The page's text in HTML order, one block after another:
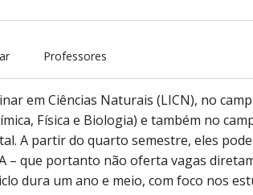
Professores
em Ciências Naturais (LICN), no
Física e Biologia) e também no
A partir do quarto semestre, eles
– que portanto não oferta vagas
dura um ano e meio, com foco nos